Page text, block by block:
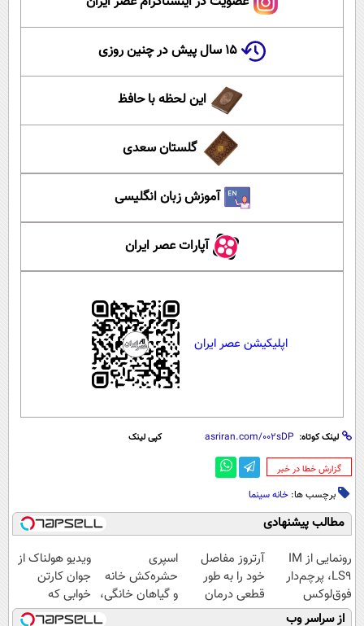
۱۵ سال پیش در چنین روزی
این لحظه با حافظ
گلستان سعدی
آموزش زبان انگلیسی
آپارات عصر ایران
اپلیکیشن عصر ایران
لینک کوتاه: کپی لینک
‌گزارش خطا در خبر
برچسب ها: خانه سینما
مطالب پیشنهادی
رونمایی از IM
LS9، پرچم‌دار
فوق‌لوکس
EREV وارد بازار
آرتروز مفاصل
خود را به طور
قطعی درمان
کنید!
اسپری
حشره‌کش خانه
و گیاهان خانگی،
نابودکننده انواع
ویدیو هولناک از
جوان کارتن
خوابی که
میلیاردر شد.
از سراسر وب